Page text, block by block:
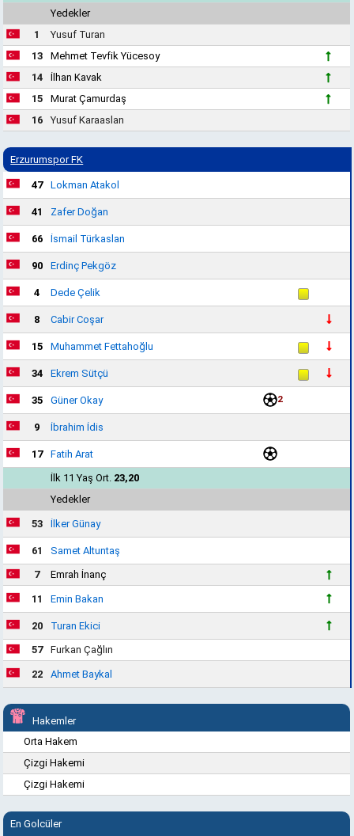
Yedekler
1
Yusuf Turan
13
Mehmet Tevfik Yücesoy
14
İlhan Kavak
15
Murat Çamurdaş
16
Yusuf Karaaslan
Erzurumspor FK
47 Lokman Atakol
41 Zafer Doğan
66 İsmail Türkaslan
90 Erdinç Pekgöz
4 Dede Çelik
8 Cabir Coşar
15 Muhammet Fettahoğlu
34 Ekrem Sütçü
35 Güner Okay 2
9 İbrahim İdis
17
Fatih Arat
İlk 11 Yaş Ort. 23,20
Yedekler
53 İlker Günay
61
Samet Altuntaş
7
Emrah İnanç
11 Emin Bakan
20
Turan Ekici
57
Furkan Çağlın
22 Ahmet Baykal
Hakemler
Orta Hakem
Çizgi Hakemi
Çizgi Hakemi
En Golcüler